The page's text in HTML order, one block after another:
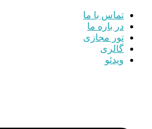
تماس با ما
در باره ما
تور مجازی
گالری
ویدئو